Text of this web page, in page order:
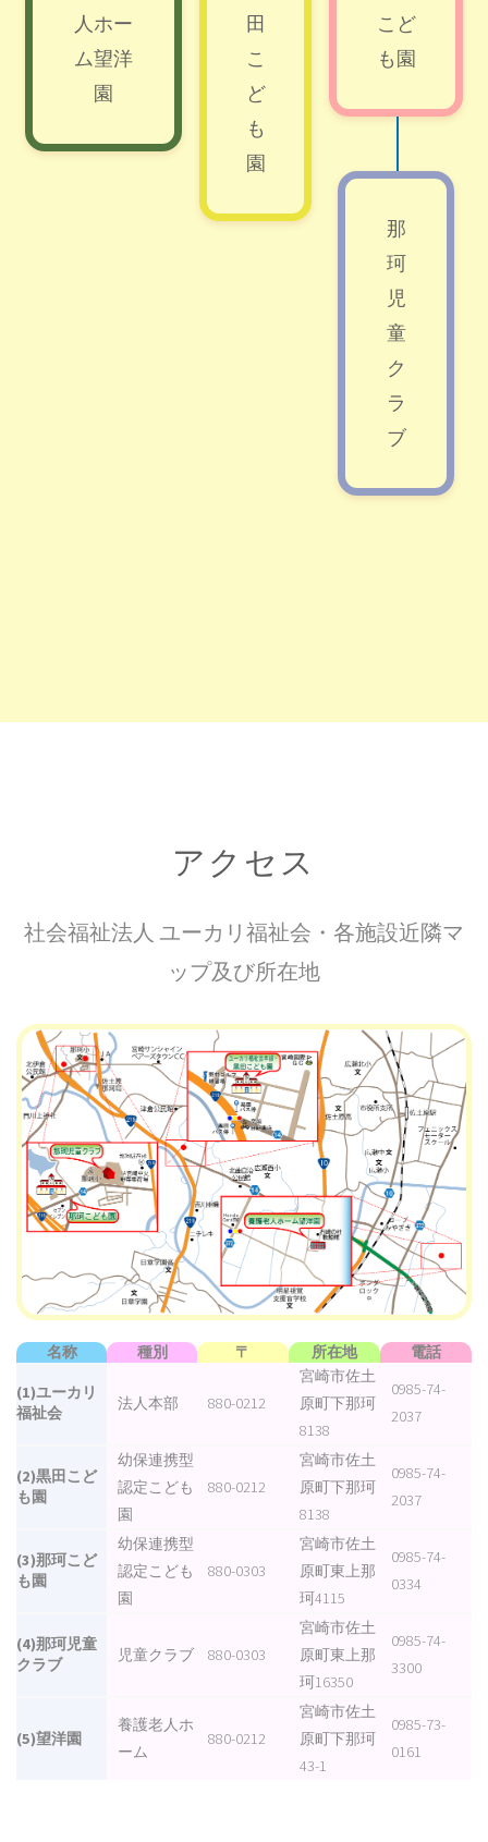
人ホー
ム望洋
園
田
こ
ど
も
園
こど
も園
那
珂
児
童
ク
ラ
ブ
アクセス
社会福祉法人 ユーカリ福祉会・各施設近隣マ
ップ及び所在地
名称 種別 〒 所在地 電話
(1)ユーカリ
福祉会
法人本部 880-0212
宮崎市佐土
原町下那珂
8138
0985-74-
2037
(2)黒田こど
も園
幼保連携型
認定こども
園
880-0212
宮崎市佐土
原町下那珂
8138
0985-74-
2037
(3)那珂こど
も園
幼保連携型
認定こども
園
880-0303
宮崎市佐土
原町東上那
珂4115
0985-74-
0334
(4)那珂児童
クラブ
児童クラブ 880-0303
宮崎市佐土
原町東上那
珂16350
0985-74-
3300
(5)望洋園
養護老人ホ
ーム
880-0212
宮崎市佐土
原町下那珂
43-1
0985-73-
0161